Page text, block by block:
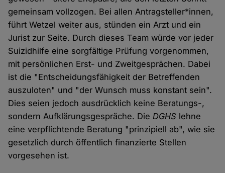
gemeinsam vollzogen. Bei allen Antragsteller*innen,
führt Wetzel weiter aus, stünden ein Arzt und ein
Jurist zur Seite. Durch dieses Team würde vor jeder
Suizidhilfe eine sorgfältige Prüfung vorgenommen,
mit persönlichen Erst- und Zweitgesprächen. Dabei
ist die "Entscheidungsfähigkeit der Betreffenden
auszuloten" und "der Wunsch muss konstant sein".
Dies seien jedoch ausdrücklich keine Beratungs-,
sondern Aufklärungsgespräche. DieDGHS lehne
eine verpflichtende Beratung "prinzipiell ab", wie sie
gesetzlich durch öffentlich finanzierte Stellen
vorgesehen ist.